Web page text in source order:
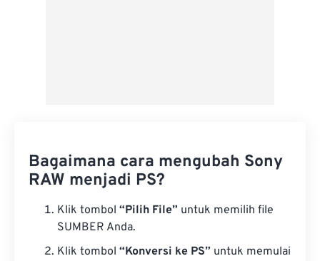
Bagaimana cara mengubah Sony
RAW menjadi PS?
Klik tombol “Pilih File” untuk memilih file
SUMBER Anda.
Klik tombol “Konversi ke PS” untuk memulai